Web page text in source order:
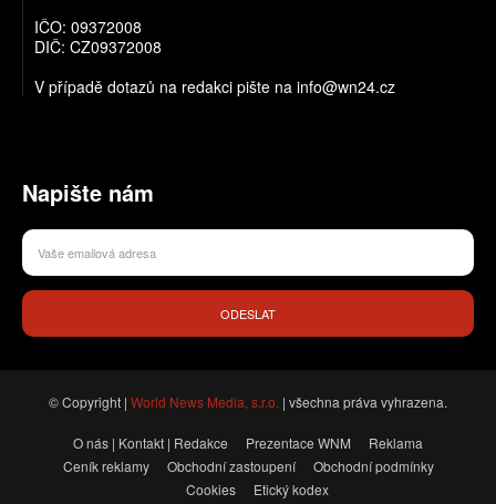
IČO: 09372008
DIČ: CZ09372008
V případě dotazů na redakci pište na info@wn24.cz
Napište nám
ODESLAT
© Copyright | World News Media, s.r.o. | všechna práva vyhrazena.
O nás | Kontakt | Redakce Prezentace WNM
Reklama
Ceník reklamy
Obchodní zastoupení
Obchodní podmínky
Cookies
Etický kodex